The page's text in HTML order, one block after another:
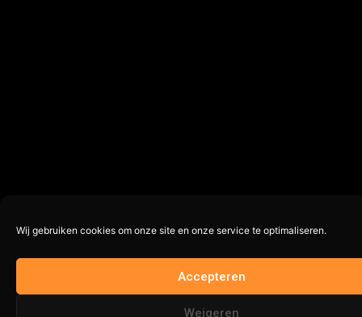
Wij gebruiken cookies om onze site en onze service te optimaliseren.
Accepteren
Weigeren
Nog maar 1 op voorraad